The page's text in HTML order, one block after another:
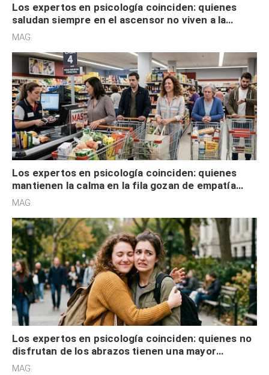
Los expertos en psicología coinciden: quienes
saludan siempre en el ascensor no viven a la
defensiva y tienen apertura social
MAG.
Los expertos en psicología coinciden: quienes
mantienen la calma en la fila gozan de empatía
cognitiva, gratitud y no solo tienen autocontrol
MAG.
Los expertos en psicología coinciden: quienes no
disfrutan de los abrazos tienen una mayor
sensibilidad a los estímulos físicos y no es por
MAG.